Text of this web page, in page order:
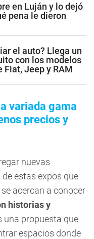
en Luján y lo dejó
pena le dieron
el auto? Llega un
con los modelos
Fiat, Jeep y RAM
variada gama
precios y
nuevas
estas expos que
acercan a conocer
historias y
una propuesta que
espacios donde